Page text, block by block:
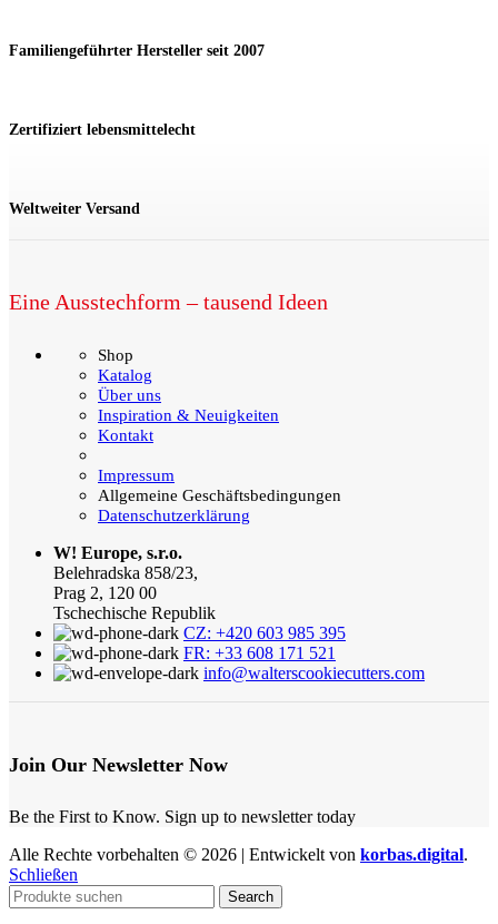
Familiengeführter Hersteller seit 2007
Zertifiziert lebensmittelecht
Weltweiter Versand
Eine Ausstechform – tausend Ideen
Shop
Katalog
Über uns
Inspiration & Neuigkeiten
Kontakt
Impressum
Allgemeine Geschäftsbedingungen
Datenschutzerklärung
W! Europe, s.r.o.
Belehradska 858/23,
Prag 2, 120 00
Tschechische Republik
CZ: +420 603 985 395
FR: +33 608 171 521
info@walterscookiecutters.com
Join Our Newsletter Now
Be the First to Know. Sign up to newsletter today
Alle Rechte vorbehalten © 2026 | Entwickelt von korbas.digital.
Schließen
Search